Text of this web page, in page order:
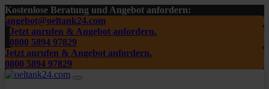
Kostenlose Beratung und Angebot anfordern:
angebot@oeltank24.com
Jetzt anrufen & Angebot anfordern.
0800 5894 97829
Jetzt anrufen & Angebot anfordern.
0800 5894 97829